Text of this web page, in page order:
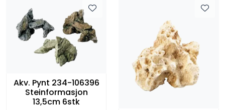
Akv. Pynt 234-106396
Steinformasjon
13,5cm 6stk